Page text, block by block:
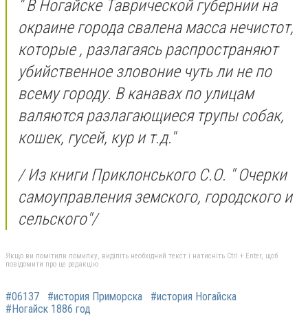
" В Ногайске Таврической губернии на
окраине города свалена масса нечистот,
которые , разлагаясь распространяют
убийственное зловоние чуть ли не по
всему городу. В канавах по улицам
валяются разлагающиеся трупы собак,
кошек, гусей, кур и т.д."
/ Из книги Приклонського С.О. " Очерки
самоуправления земского, городского и
сельского"/
Якщо ви помітили помилку, виділіть необхідний текст і натисніть Ctrl + Enter, щоб
повідомити про це редакцію
#06137 #история Приморска
#история Ногайска
#Ногайск 1886 год